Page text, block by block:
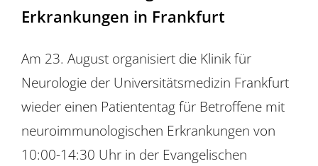
Erkrankungen in Frankfurt
Am 23. August organisiert die Klinik für
Neurologie der Universitätsmedizin Frankfurt
wieder einen Patiententag für Betroffene mit
neuroimmunologischen Erkrankungen von
10:00-14:30 Uhr in der Evangelischen